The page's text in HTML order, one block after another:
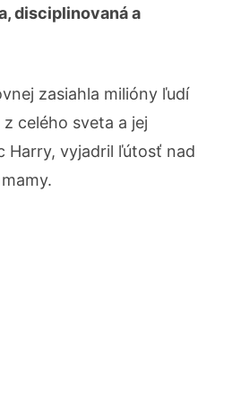
disciplinovaná a
zasiahla milióny ľudí
celého sveta a jej
Harry, vyjadril ľútosť nad